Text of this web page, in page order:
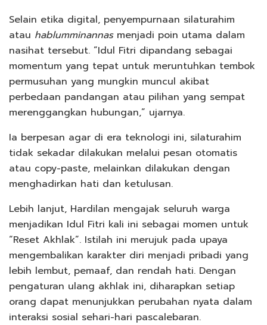
Selain etika digital, penyempurnaan silaturahim
atau hablumminannasmenjadi poin utama dalam
nasihat tersebut. ”Idul Fitri dipandang sebagai
momentum yang tepat untuk meruntuhkan tembok
permusuhan yang mungkin muncul akibat
perbedaan pandangan atau pilihan yang sempat
merenggangkan hubungan,” ujarnya.
Ia berpesan agar di era teknologi ini, silaturahim
tidak sekadar dilakukan melalui pesan otomatis
atau copy-paste, melainkan dilakukan dengan
menghadirkan hati dan ketulusan.
Lebih lanjut, Hardilan mengajak seluruh warga
menjadikan Idul Fitri kali ini sebagai momen untuk
“Reset Akhlak”. Istilah ini merujuk pada upaya
mengembalikan karakter diri menjadi pribadi yang
lebih lembut, pemaaf, dan rendah hati. Dengan
pengaturan ulang akhlak ini, diharapkan setiap
orang dapat menunjukkan perubahan nyata dalam
interaksi sosial sehari-hari pascalebaran.